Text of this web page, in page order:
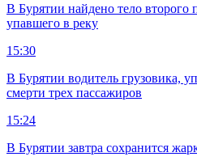
В Бурятии найдено тело второго
упавшего в реку
15:30
В Бурятии водитель грузовика,
смерти трех пассажиров
15:24
В Бурятии завтра сохранится